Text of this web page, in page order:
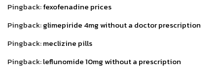
Pingback:fexofenadine prices
Pingback:glimepiride 4mg without a doctor prescription
Pingback:meclizine pills
Pingback:leflunomide 10mg without a prescription